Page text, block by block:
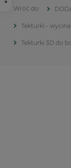
Tekturki -
Tekturki 3D do